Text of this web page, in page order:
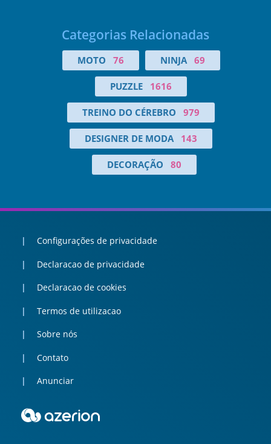
Categorias Relacionadas
MOTO 76 NINJA 69
PUZZLE 1616
TREINO DO CÉREBRO 979
DESIGNER DE MODA 143
DECORAÇÃO 80
Configurações de privacidade
Declaracao de privacidade
Declaracao de cookies
Termos de utilizacao
Sobre nós
Contato
Anunciar